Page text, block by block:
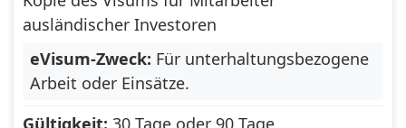
Switzerland
Tajikistan
Tanzania
ausländischer Investoren
eVisum-Zweck: Für unterhaltungsbezogene
Arbeit oder Einsätze.
Gültigkeit: 30 Tage oder 90 Tage